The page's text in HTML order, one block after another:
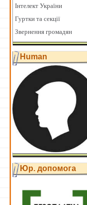
Інтелект України
Гуртки та секції
Звернення громадян
Human
Юр. допомога